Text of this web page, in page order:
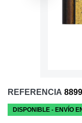
REFERENCIA
DISPONIBLE - ENVÍO